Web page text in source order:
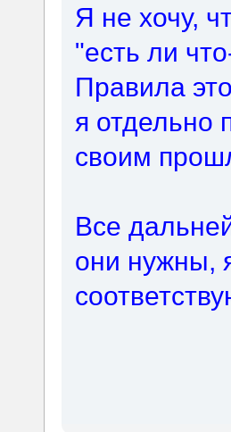
Я не хочу,
"есть ли
Правила
я отдельно
своим
Все
они нужны,